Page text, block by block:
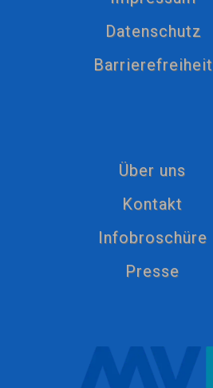
Datenschutz
Barrierefreiheit
Über uns
Kontakt
Infobroschüre
Presse